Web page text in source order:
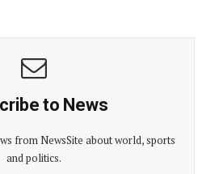
to News
from NewsSite about world, sports
and politics.